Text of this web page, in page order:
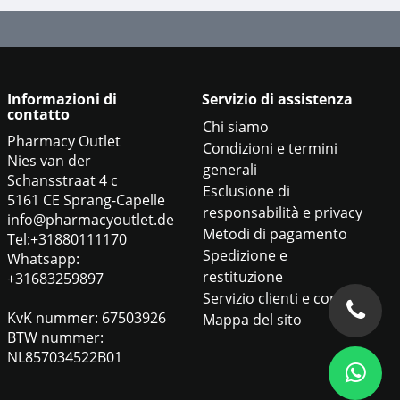
Informazioni di
contatto
Pharmacy Outlet
Nies van der
Schansstraat 4 c
5161 CE Sprang-Capelle
info@pharmacyoutlet.de
Tel:+31880111170
Whatsapp:
+31683259897
KvK nummer: 67503926
BTW nummer:
NL857034522B01
Servizio di assistenza
Chi siamo
Condizioni e termini
generali
Esclusione di
responsabilità e privacy
Metodi di pagamento
Spedizione e
restituzione
Servizio clienti e contatti
Mappa del sito